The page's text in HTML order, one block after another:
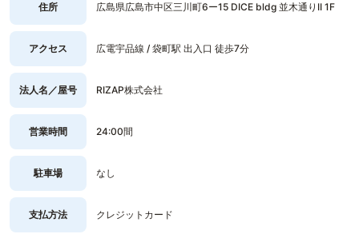
住所 広島県広島市中区三川町6ー15 DICE bldg 並木通りII 1F
アクセス 広電宇品線 / 袋町駅 出入口 徒歩7分
法人名／屋号 RIZAP株式会社
営業時間 24:00間
駐車場 なし
支払方法 クレジットカード